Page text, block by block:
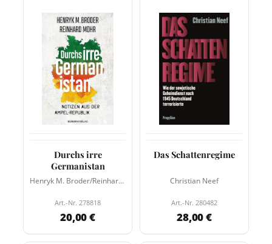
Durchs irre
Germanistan
Henryk M. Broder/Reinhard Mohr
Art.-Nr. 278818
20,00 €
Das Schattenregime
Christian Neef
Art.-Nr. 280482
28,00 €